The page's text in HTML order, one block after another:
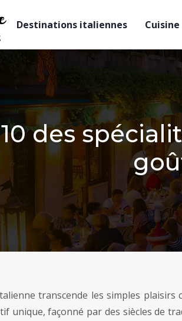
Destinations italiennes
des
transcende les simples
unique, façonné par des siècles de